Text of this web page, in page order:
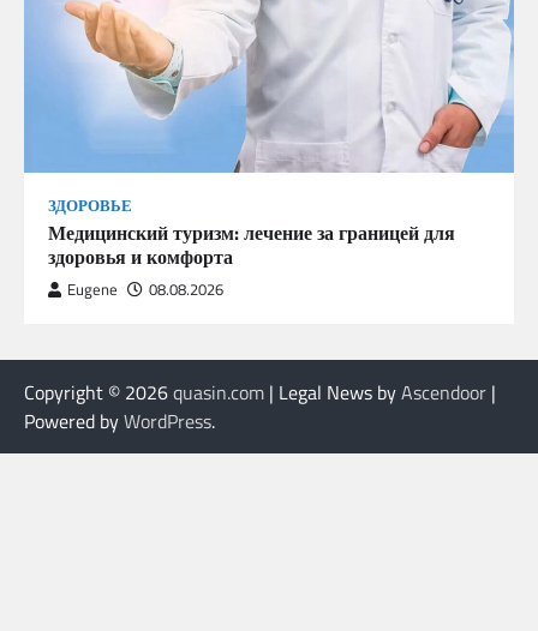
ЗДОРОВЬЕ
Медицинский туризм: лечение за границей для
здоровья и комфорта
Eugene 08.08.2026
Copyright © 2026quasin.com | Legal News byAscendoor |
Powered byWordPress.